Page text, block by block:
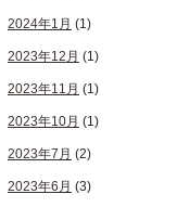
2024年1月 (1)
2023年12月 (1)
2023年11月 (1)
2023年10月 (1)
2023年7月 (2)
2023年6月 (3)